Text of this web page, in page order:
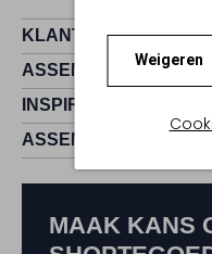
Weigeren
KLANTENSERVICE
ASSEMVIP
INSPIRATIE
ASSEM
MAAK KANS